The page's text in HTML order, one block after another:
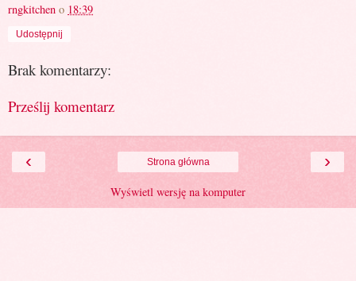
rngkitchen o 18:39
Udostępnij
Brak komentarzy:
Prześlij komentarz
‹ ›
Strona główna
Wyświetl wersję na komputer